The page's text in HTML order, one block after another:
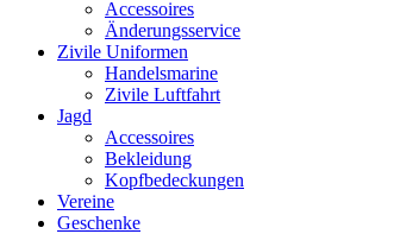
Accessoires
Änderungsservice
Zivile Uniformen
Handelsmarine
Zivile Luftfahrt
Jagd
Accessoires
Bekleidung
Kopfbedeckungen
Vereine
Geschenke